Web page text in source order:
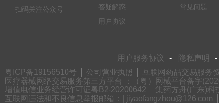
扫码关注公众号
答疑解惑
用户协议
常见问题
用户服务协议 - 隐私声明
-
粤ICP备19156510号
公司营业执照
互联网药品交易服务
医疗器械网络交易服务第三方平台 ：（粤）网械平台备字
增值电信业务经营许可证粤B2-20200642
集药方舟(广东)科
互联网违法和不良信息举报邮箱：| jiyaofangzhou@126.com